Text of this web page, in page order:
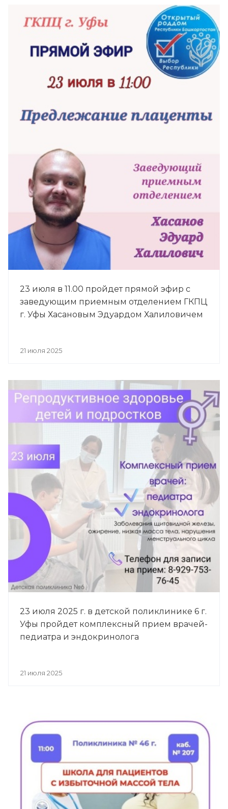
23 июля в 11.00 пройдет прямой эфир с
заведующим приемным отделением ГКПЦ
г. Уфы Хасановым Эдуардом Халиловичем
21 июля 2025
23 июля 2025 г. в детской поликлинике 6 г.
Уфы пройдет комплексный прием врачей-
педиатра и эндокринолога
21 июля 2025